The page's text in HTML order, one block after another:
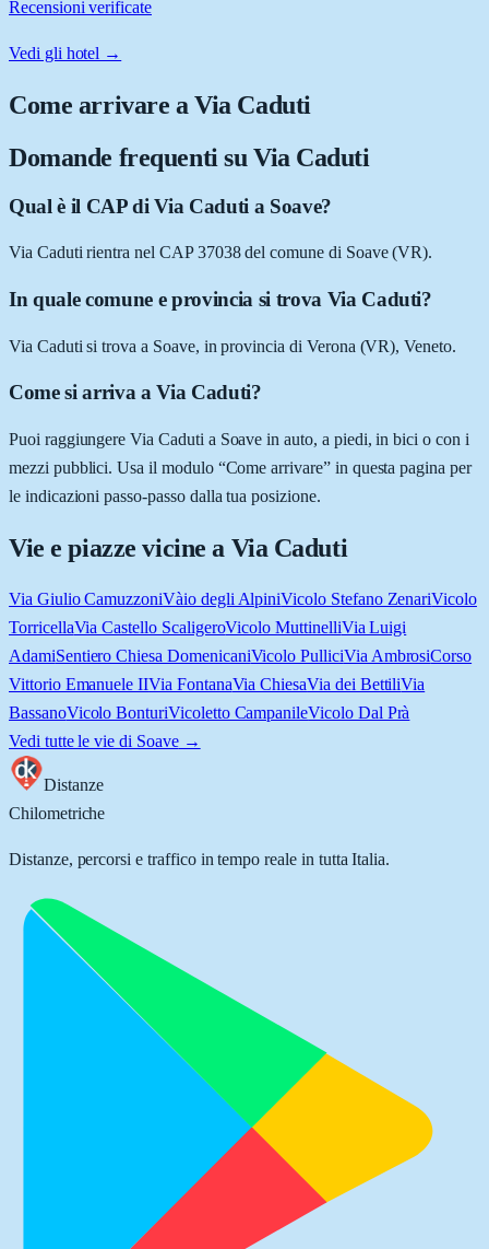
Recensioni verificate
Vedi gli hotel →
Come arrivare aVia Caduti
Domande frequenti su Via Caduti
Qual è il CAP di Via Caduti a Soave?
Via Caduti rientra nel CAP 37038 del comune di Soave (VR).
In quale comune e provincia si trova Via Caduti?
Via Caduti si trova a Soave, in provincia di Verona (VR), Veneto.
Come si arriva a Via Caduti?
Puoi raggiungere Via Caduti a Soave in auto, a piedi, in bici o con i
mezzi pubblici. Usa il modulo “Come arrivare” in questa pagina per
le indicazioni passo-passo dalla tua posizione.
Vie e piazze vicine a Via Caduti
Via Giulio CamuzzoniVàio degli AlpiniVicolo Stefano ZenariVicolo
TorricellaVia Castello ScaligeroVicolo MuttinelliVia Luigi
AdamiSentiero Chiesa DomenicaniVicolo PulliciVia AmbrosiCorso
Vittorio Emanuele IIVia FontanaVia ChiesaVia dei BettiliVia
BassanoVicolo BonturiVicoletto CampanileVicolo Dal Prà
Vedi tutte le vie di Soave→
Distanze
Chilometriche
Distanze, percorsi e traffico in tempo reale in tutta Italia.